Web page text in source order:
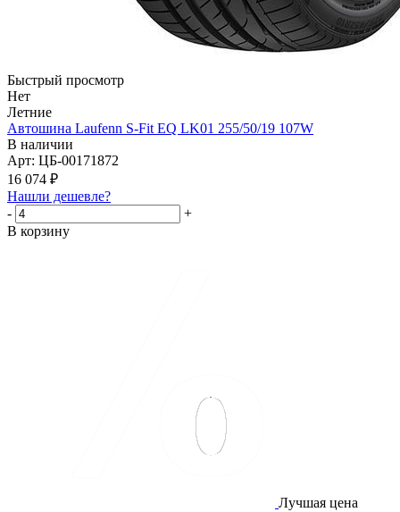
Быстрый просмотр
Нет
Летние
Автошина Laufenn S-Fit EQ LK01 255/50/19 107W
В наличии
Арт: ЦБ-00171872
16 074 ₽
Нашли дешевле?
-
+
В корзину
Лучшая цена